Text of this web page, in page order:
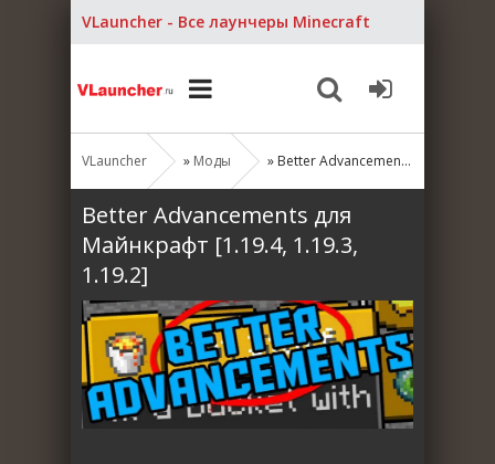
VLauncher - Все лаунчеры Minecraft
VLauncher » Моды » Better Advancements для Майнкрафт [1.19.4, 1.19.3, 1.19.2]
Better Advancements для
Майнкрафт [1.19.4, 1.19.3,
1.19.2]